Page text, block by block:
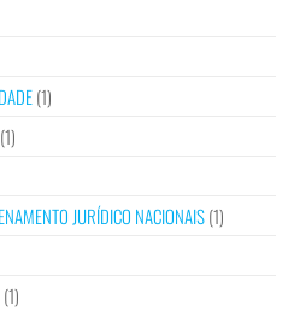
(1)
(1)
JURÍDICO NACIONAIS(1)
(1)